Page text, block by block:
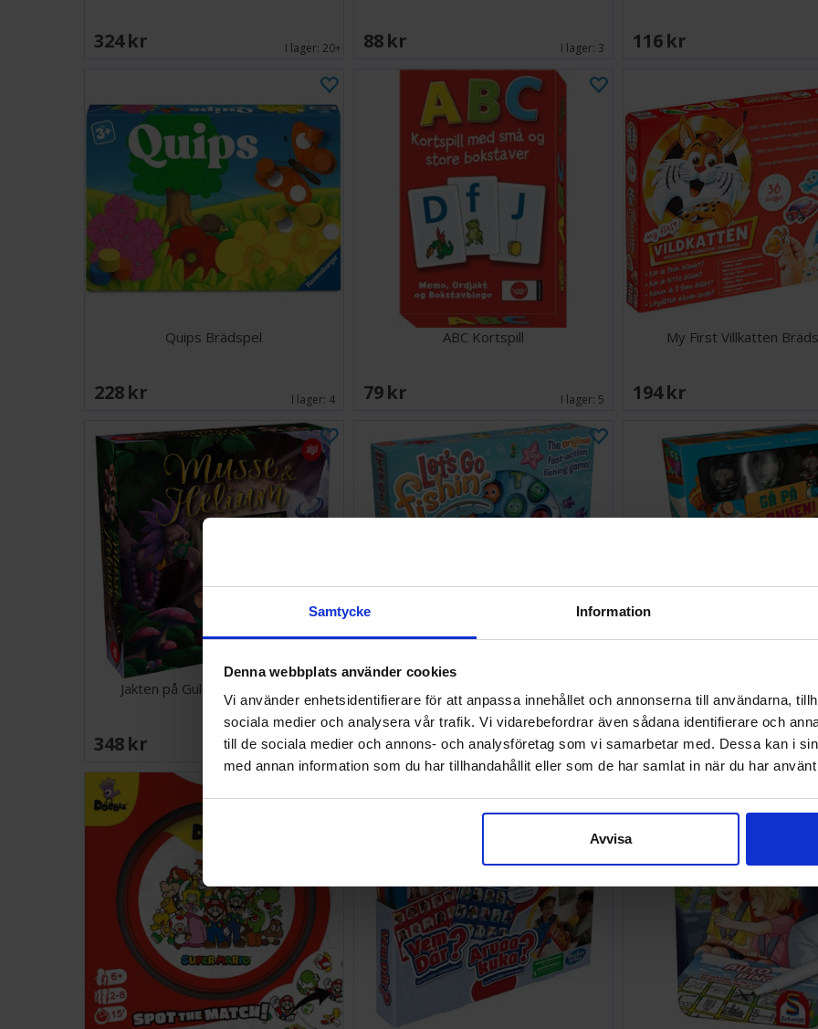
Samtycke Information
Denna webbplats använder cookies
Vi använder enhetsidentifierare för att anpassa innehållet och annonserna till användarna,
sociala medier och analysera vår trafik. Vi vidarebefordrar även sådana identifierare och
till de sociala medier och annons- och analysföretag som vi samarbetar med. Dessa kan i
med annan information som du har tillhandahållit eller som de har samlat in när du har
Avvisa
324 SEK I lager:20+ 88 SEK I lager: 3 116 SEK
Quips Brädspel
228 SEK I lager: 4
ABC Kortspill
79 SEK I lager: 5
My First Villkatten
194 SEK
Jakten på Guldosten Brädspel
348 SEK Väntas in:
2026-08-18 120 SEK I lager: 1 268 SEK